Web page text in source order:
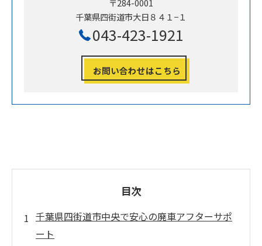
〒284-0001
千葉県四街道市大日８４１−１
043-423-1921
お問い合わせはこちら
目次
千葉県四街道市中央で安心の廃車アフターサポ
ート